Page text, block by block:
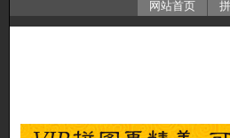
网站首页